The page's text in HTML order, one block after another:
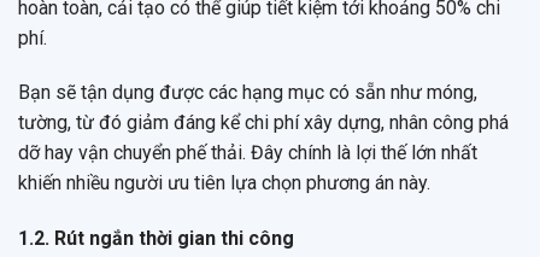
hoàn toàn, cải tạo có thể giúp tiết kiệm tới khoảng 50% chi
phí.
Bạn sẽ tận dụng được các hạng mục có sẵn như móng,
tường, từ đó giảm đáng kể chi phí xây dựng, nhân công phá
dỡ hay vận chuyển phế thải. Đây chính là lợi thế lớn nhất
khiến nhiều người ưu tiên lựa chọn phương án này.
1.2. Rút ngắn thời gian thi công